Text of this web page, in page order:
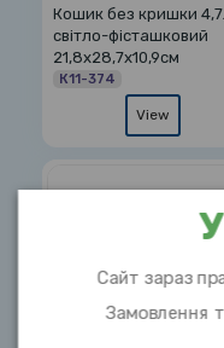
Кошик без кришки
світло-фісташковий
21,8х28,7х10,9см
К11-374
View
Сайт зараз
Замовлення